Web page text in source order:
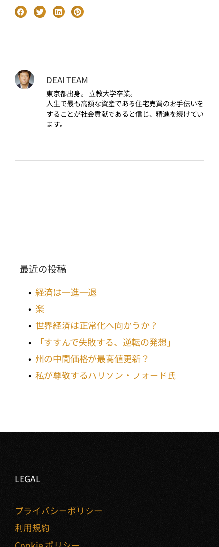
DEAI TEAM
東京都出身。 立教大学卒業。
人生で最も高額な資産である住宅売買のお手伝いを
することが社会貢献であると信じ、精進を続けてい
ます。
最近の投稿
経済は一進一退
楽
世界経済は正常化へ向かうか？
「すすんで失敗する、逆転の発想」
州の中間価格が最高値更新？
私が尊敬するハリソン・フォード氏
LEGAL
プライバシーポリシー
利用規約